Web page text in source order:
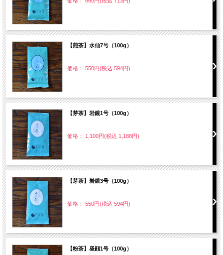
【煎茶】水仙7号（100g）
価格： 550円(税込 594円)
【芽茶】岩鏡1号（100g）
価格： 1,100円(税込 1,188円)
【芽茶】岩鏡3号（100g）
価格： 550円(税込 594円)
【粉茶】昼顔1号（100g）